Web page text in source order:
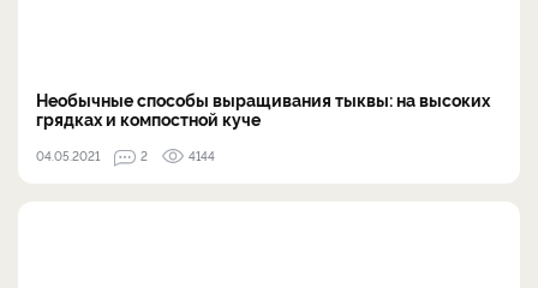
Необычные способы выращивания тыквы: на высоких
грядках и компостной куче
04.05.2021 2 4144